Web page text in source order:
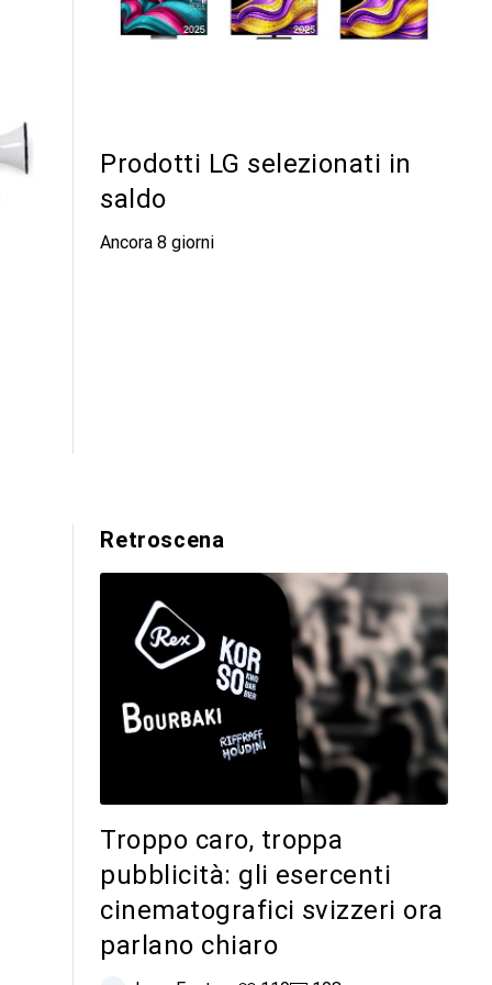
Prodotti LG selezionati in
saldo
Ancora 8 giorni
Retroscena
Troppo caro, troppa
pubblicità: gli esercenti
cinematografici svizzeri ora
parlano chiaro